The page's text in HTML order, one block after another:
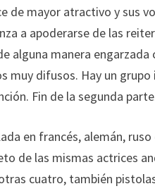
de mayor atractivo y sus
a apoderarse de las
alguna manera
muy difusos. Hay un
Fin de la segunda
en francés, alemán,
de las mismas actrices
cuatro, también